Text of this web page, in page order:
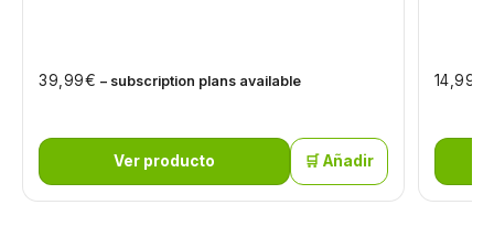
39,99€ – subscription plans available
Ver producto 🛒 Añadir
14,99